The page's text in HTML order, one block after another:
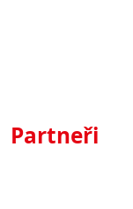
Partneři